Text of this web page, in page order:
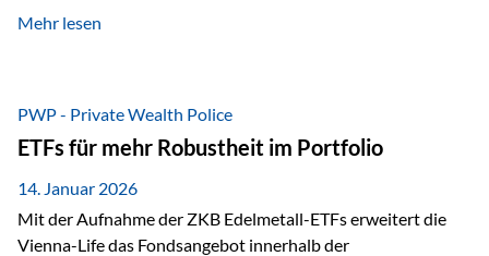
Wealth Police der Vienna-Life lassen sich beide Ansätze
Risikostreuung, Inflationsrobustheit und Stabilisierung. 1)
Die Philosophiefrage: breit oder bewusst? Global investieren
bedeutet: Das Portfolio bildet die Weltmärkte möglichst
breit ab, ohne die…
Mehr lesen
PWP - Private Wealth Police
ETFs für mehr Robustheit im Portfolio
14. Januar 2026
Mit der Aufnahme der ZKB Edelmetall-ETFs erweitert die
Vienna-Life das Fondsangebot innerhalb der